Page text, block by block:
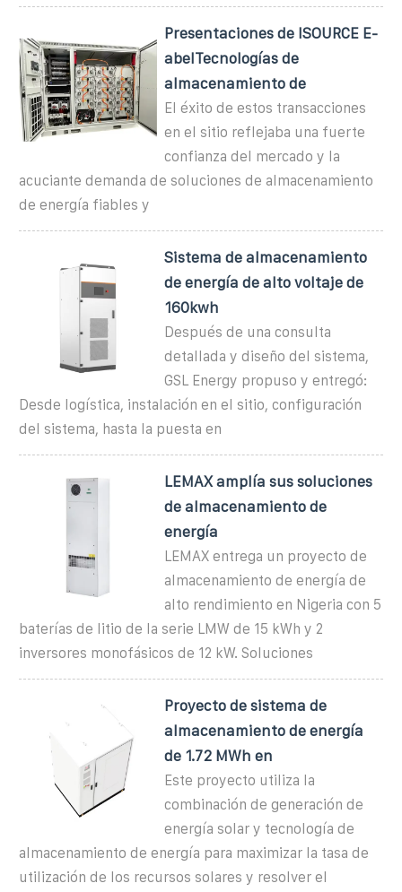
Presentaciones de ISOURCE E-
abelTecnologías de
almacenamiento de
El éxito de estos transacciones
en el sitio reflejaba una fuerte
confianza del mercado y la
acuciante demanda de soluciones de almacenamiento
de energía fiables y
Sistema de almacenamiento
de energía de alto voltaje de
160kwh
Después de una consulta
detallada y diseño del sistema,
GSL Energy propuso y entregó:
Desde logística, instalación en el sitio, configuración
del sistema, hasta la puesta en
LEMAX amplía sus soluciones
de almacenamiento de
energía
LEMAX entrega un proyecto de
almacenamiento de energía de
alto rendimiento en Nigeria con 5
baterías de litio de la serie LMW de 15 kWh y 2
inversores monofásicos de 12 kW. Soluciones
Proyecto de sistema de
almacenamiento de energía
de 1.72 MWh en
Este proyecto utiliza la
combinación de generación de
energía solar y tecnología de
almacenamiento de energía para maximizar la tasa de
utilización de los recursos solares y resolver el